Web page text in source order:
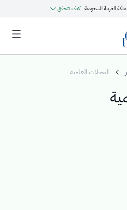
العربية السعودية كيف تتحقق
المجلات العلمية